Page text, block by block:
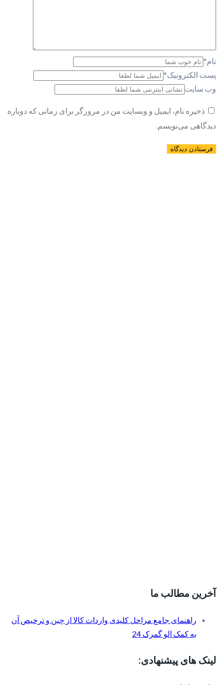
نام*
پست الکترونیک*
وب سایت
ذخیره نام، ایمیل و وبسایت من در مرورگر برای زمانی که دوباره
دیدگاهی می‌نویسم.
آخرین مطالب ما
راهنمای جامع مراحل کلیدی واردات کالا از چین و ترخیص آن
به کمک الو گمرک 24
لینک های پیشنهادی: